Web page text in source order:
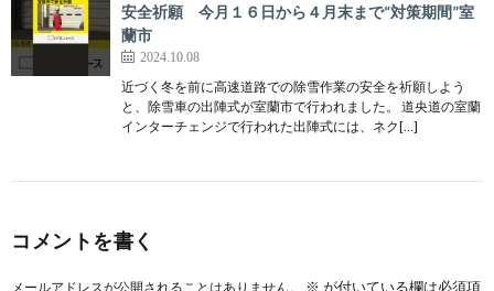
安全祈願 今月１６日から４月末まで“対策期間”室
蘭市
2024.10.08
近づく冬を前に高速道路での除雪作業の安全を祈願しよう
と、除雪車の出陣式が室蘭市で行われました。 道央道の室蘭
インターチェンジで行われた出陣式には、ネク[…]
コメントを書く
メールアドレスが公開されることはありません。 ※ が付いている欄は必須項